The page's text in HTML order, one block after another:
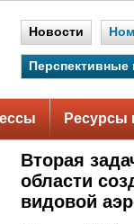
Новости
Перспективные
Ресурсы
Вторая
области
видовой